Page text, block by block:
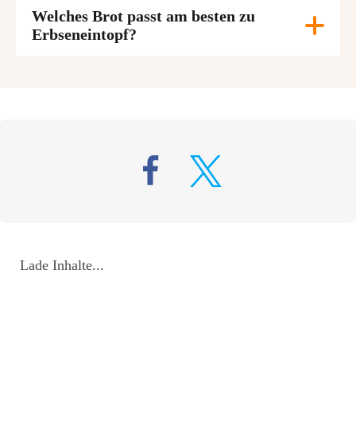
Welches Brot passt am besten zu
Erbseneintopf?
Lade Inhalte...